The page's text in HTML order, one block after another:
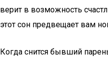
верит в возможность
этот сон предвещает вам
Когда снится бывший